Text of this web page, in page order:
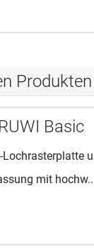
Produkten
Basic
mit